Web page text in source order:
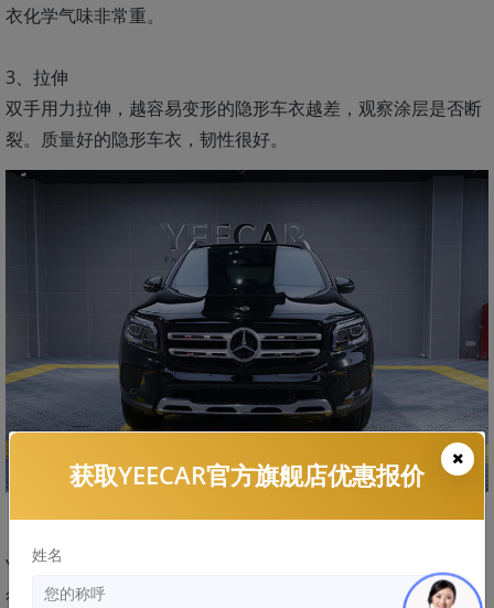
衣化学气味非常重。
3、拉伸
双手用力拉伸，越容易变形的隐形车衣越差，观察涂层是否断
裂。质量好的隐形车衣，韧性很好。
YEECAR隐形车衣专注于抗老化、抗黄变的研发和生产，整合
行业头部企业资源，使用美国Argotec高性能脂肪族TPU为原
获取YEECAR官方旗舰店优惠报价
姓名